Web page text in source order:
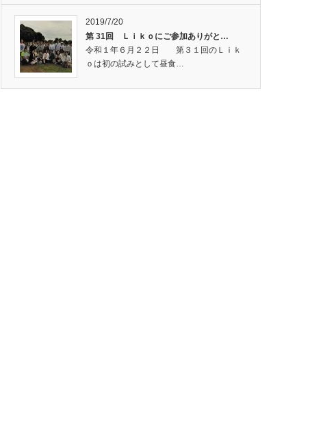
2019/7/20
第 31回 Ｌｉｋｏにご参加ありがと…
令和１年６月２２日 第３１回のＬｉｋ
ｏは初の試みとして昼食…